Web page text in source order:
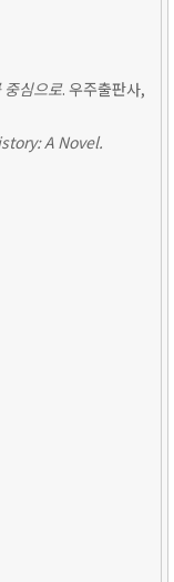
중심으로. 우주출판사,
A Novel.